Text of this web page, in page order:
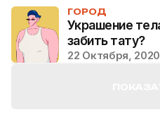
ГОРОД
Украшение
забить тату?
22 Октября, 2020